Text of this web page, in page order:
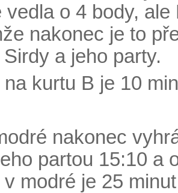
vedla o 4 body,
nakonec je to
a jeho party.
kurtu B je 10
nakonec
partou 15:10 a
modré je 25